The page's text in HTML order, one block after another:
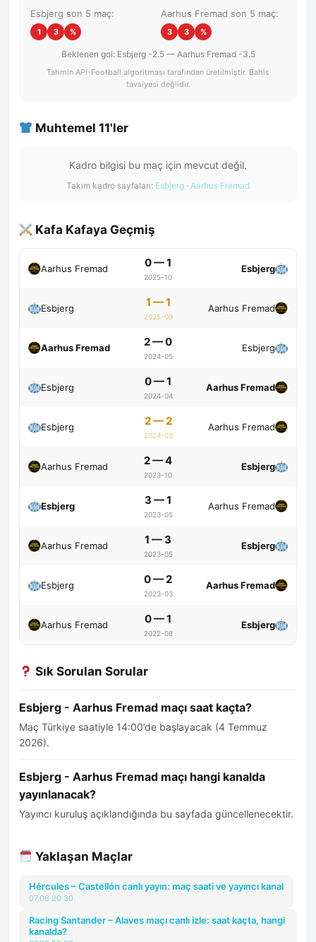
Esbjerg son 5 maç:
1 3 %
Aarhus Fremad son 5 maç:
3 3 %
Beklenen gol: Esbjerg -2.5 — Aarhus Fremad -3.5
Tahmin API-Football algoritması tarafından üretilmiştir. Bahis
tavsiyesi değildir.
Muhtemel 11'ler
Kadro bilgisi bu maç için mevcut değil.
Takım kadro sayfaları: Esbjerg · Aarhus Fremad
Kafa Kafaya Geçmiş
Aarhus Fremad 0 — 1
2025-10
Esbjerg
Esbjerg 1 — 1
2025-09
Aarhus Fremad
Aarhus Fremad 2 — 0
2024-05
Esbjerg
Esbjerg 0 — 1
2024-04
Aarhus Fremad
Esbjerg 2 — 2
2024-03
Aarhus Fremad
Aarhus Fremad 2 — 4
2023-10
Esbjerg
Esbjerg 3 — 1
2023-05
Aarhus Fremad
Aarhus Fremad 1 — 3
2023-05
Esbjerg
Esbjerg 0 — 2
2023-03
Aarhus Fremad
Aarhus Fremad 0 — 1
2022-08
Esbjerg
Sık Sorulan Sorular
Esbjerg - Aarhus Fremad maçı saat kaçta?
Maç Türkiye saatiyle 14:00’de başlayacak (4 Temmuz
2026).
Esbjerg - Aarhus Fremad maçı hangi kanalda
yayınlanacak?
Yayıncı kuruluş açıklandığında bu sayfada güncellenecektir.
Yaklaşan Maçlar
Hércules – Castellón canlı yayın: maç saati ve yayıncı kanal
07.08 20:30
Racing Santander – Alaves maçı canlı izle: saat kaçta, hangi
kanalda?